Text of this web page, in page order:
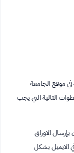
موقع الجامعة
التالية التي يجب
الاوراق
الايميل بشكل